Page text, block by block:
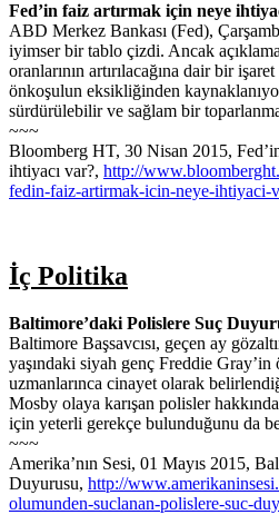
Fed’in faiz artırmak için neye
ABD Merkez Bankası (Fed),
iyimser bir tablo çizdi. Ancak
oranlarının artırılacağına dair bir
önkoşulun eksikliğinden
sürdürülebilir ve sağlam bir
~~~
Bloomberg HT, 30 Nisan 2015,
ihtiyacı var?, http://
fedin-faiz-artirmak-icin-neye-ihtiyaci-
İç Politika
Baltimore’daki Polislere Suç
Baltimore Başsavcısı, geçen ay
yaşındaki siyah genç Freddie
uzmanlarınca cinayet olarak
Mosby olaya karışan polisler
için yeterli gerekçe bulunduğunu da
~~~
Amerika’nın Sesi, 01 Mayıs 2015,
Duyurusu, http://
olumunden-suclanan-polislere-suc-